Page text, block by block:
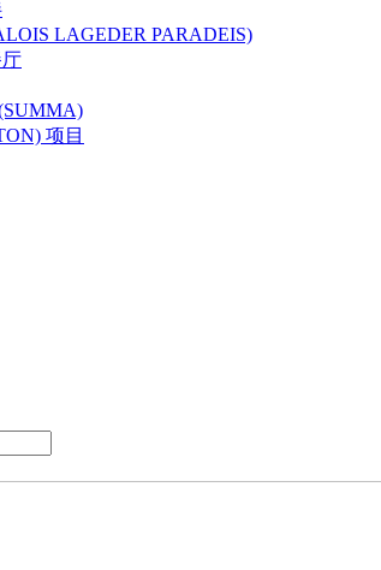
LAGEDER PARADEIS)
项目